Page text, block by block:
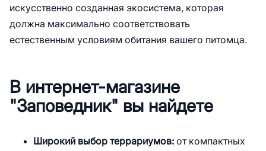
искусственно созданная экосистема, которая
должна максимально соответствовать
естественным условиям обитания вашего питомца.
В интернет-магазине
"Заповедник" вы найдете
Широкий выбор террариумов: от компактных